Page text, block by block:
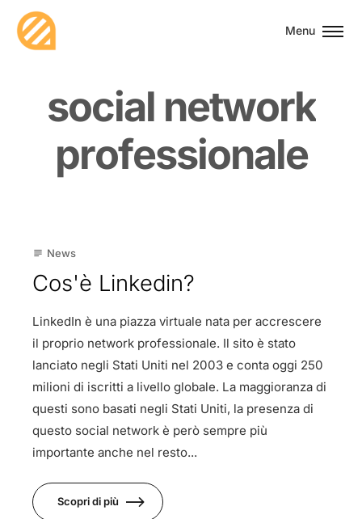
Menu
social network
professionale
24
subject News
Cos'è Linkedin?
LinkedIn è una piazza virtuale nata per accrescere
il proprio network professionale. Il sito è stato
lanciato negli Stati Uniti nel 2003 e conta oggi 250
milioni di iscritti a livello globale. La maggioranza di
questi sono basati negli Stati Uniti, la presenza di
questo social network è però sempre più
importante anche nel resto...
Scopri di più